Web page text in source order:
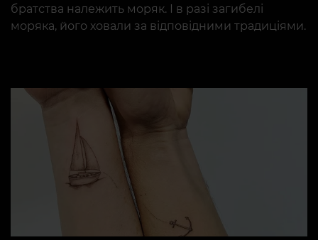
братства належить моряк. І в разі загибелі
моряка, його ховали за відповідними традиціями.